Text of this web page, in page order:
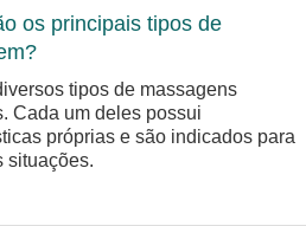
os principais tipos de
tipos de massagens
Cada um deles possui
próprias e são indicados para
situações.